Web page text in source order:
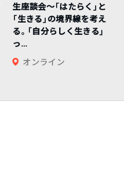
生座談会〜「はたらく」と
「生きる」の境界線を考え
る。「自分らしく生きる」
っ...
オンライン